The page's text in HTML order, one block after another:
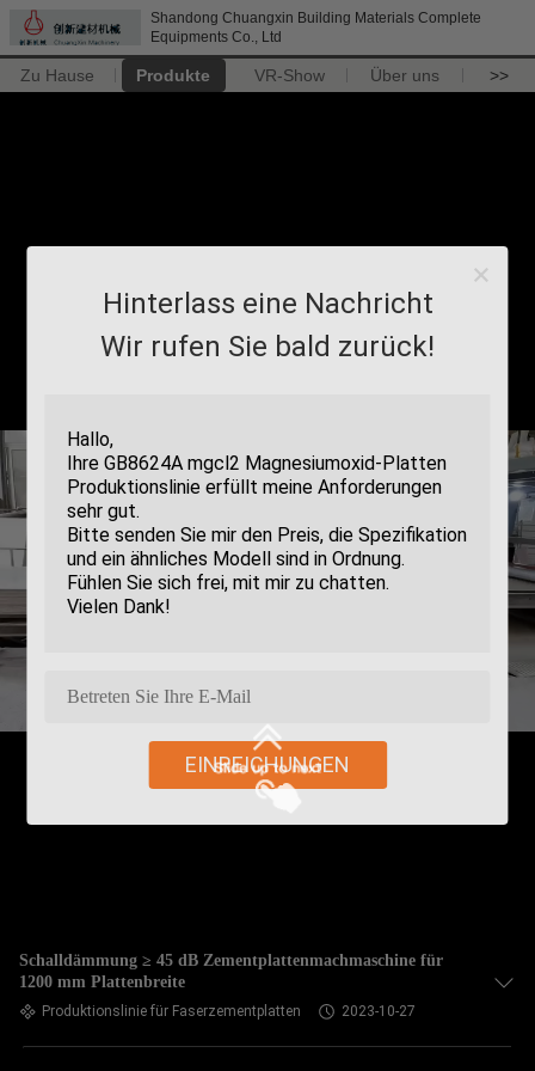
Shandong Chuangxin Building Materials Complete
Equipments Co., Ltd
Zu Hause Produkte VR-Show Über uns >>
Hinterlass eine Nachricht
Wir rufen Sie bald zurück!
EINREICHUNGEN
Schalldämmung ≥ 45 dB Zementplattenmachmaschine für
1200 mm Plattenbreite
Produktionslinie für Faserzementplatten 2023-10-27